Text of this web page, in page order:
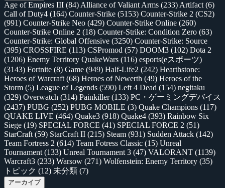
Age of Empires III (84) Alliance of Valiant Arms (233) Artifact (6)
Call of Duty4 (164) Counter-Strike (5153) Counter-Strike 2 (CS2)
(991) Counter-Strike Neo (429) Counter-Strike Online (260)
Counter-Strike Online 2 (18) Counter-Strike: Condition Zero (63)
Counter-Strike: Global Offensive (3250) Counter-Strike: Source
(395) CROSSFIRE (113) CSPromod (57) DOOM3 (102) Dota 2
(1206) Enemy Territory QuakeWars (116) esports(eスポーツ)
(3143) Fortnite (8) Game (949) Half-Life2 (242) Hearthstone:
Heroes of Warcraft (68) Heroes of Newerth (49) Heroes of the
Storm (5) League of Legends (590) Left 4 Dead (154) negitaku
(329) Overwatch (314) Painkiller(133) PC・ゲーミングデバイス
(2437) PUBG (252) PUBG MOBILE (3) Quake Champions (117)
QUAKE LIVE (464) Quake3 (918) Quake4 (393) Rainbow Six
Siege (19) SPECIAL FORCE (41) SPECIAL FORCE 2 (51)
StarCraft (59) StarCraft II (215) Steam (931) Sudden Attack (142)
Team Fortress 2 (614) Team Fotress Classic (15) Unreal
Tournament (133) Unreal Tournament 3 (47) VALORANT (1139)
Warcraft3 (233) Warsow (271) Wolfenstein: Enemy Territory (35)
トピック (12) 未分類 (7)
アーカイブ